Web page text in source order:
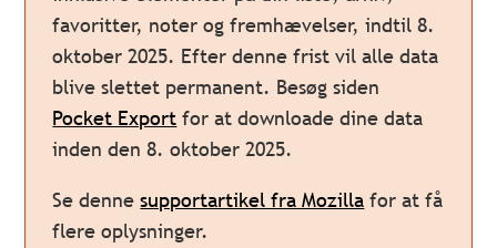
favoritter, noter og fremhævelser, indtil 8.
oktober 2025. Efter denne frist vil alle data
blive slettet permanent. Besøg siden
Pocket Export for at downloade dine data
inden den 8. oktober 2025.
Se dennesupportartikel fra Mozilla for at få
flere oplysninger.